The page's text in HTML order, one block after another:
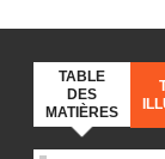
TABLE
DES
MATIÈRES